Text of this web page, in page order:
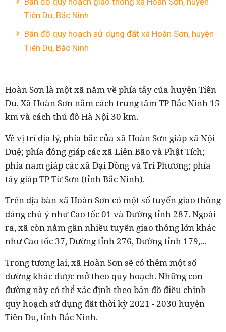
Tiên Du, Bắc Ninh
Bản đồ quy hoạch sử dụng đất xã Hoàn Sơn, huyện
Tiên Du, Bắc Ninh
Hoàn Sơn là một xã nằm về phía tây của huyện Tiên
Du. Xã Hoàn Sơn nằm cách trung tâm TP Bắc Ninh 15
km và cách thủ đô Hà Nội 30 km.
Về vị trí địa lý, phía bắc của xã Hoàn Sơn giáp xã Nội
Duệ; phía đông giáp các xã Liên Bão và Phật Tích;
phía nam giáp các xã Đại Đồng và Tri Phương; phía
tây giáp TP Từ Sơn (tỉnh Bắc Ninh).
Trên địa bàn xã Hoàn Sơn có một số tuyến giao thông
đáng chú ý như Cao tốc 01 và Đường tỉnh 287. Ngoài
ra, xã còn nằm gần nhiều tuyến giao thông lớn khác
như Cao tốc 37, Đường tỉnh 276, Đường tỉnh 179,...
Trong tương lai, xã Hoàn Sơn sẽ có thêm một số
đường khác được mở theo quy hoạch. Những con
đường này có thể xác định theo bản đồ điều chỉnh
quy hoạch sử dụng đất thời kỳ 2021 - 2030 huyện
Tiên Du, tỉnh Bắc Ninh.